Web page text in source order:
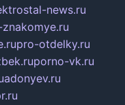
news.ru
pro-otdelky.ru
porno-vk.ru
adonyev.ru